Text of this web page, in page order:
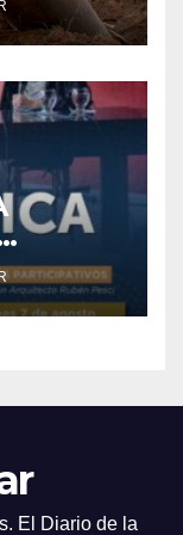
CON
El Diario de la